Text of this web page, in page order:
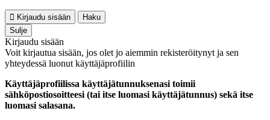
Kirjaudu sisään
Haku
Sulje
Kirjaudu sisään
Voit kirjautua sisään, jos olet jo aiemmin rekisteröitynyt ja sen
yhteydessä luonut käyttäjäprofiilin
Käyttäjäprofiilissa käyttäjätunnuksenasi toimii
sähköpostiosoitteesi (tai itse luomasi käyttäjätunnus) sekä itse
luomasi salasana.